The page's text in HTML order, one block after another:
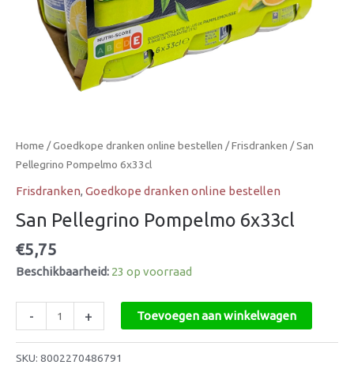
Home /Goedkope dranken online bestellen /Frisdranken / San
Pellegrino Pompelmo 6x33cl
Frisdranken, Goedkope dranken online bestellen
San Pellegrino Pompelmo 6x33cl
€5,75
Beschikbaarheid: 23 op voorraad
- + Toevoegen aan winkelwagen
SKU: 8002270486791